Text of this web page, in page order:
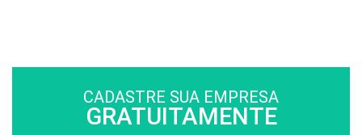
CADASTRE SUA EMPRESA
GRATUITAMENTE